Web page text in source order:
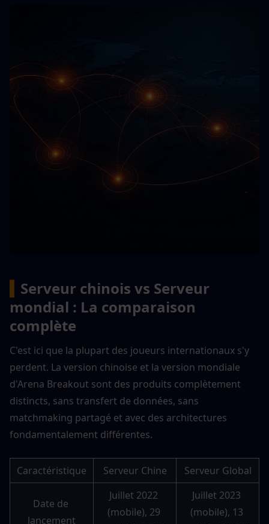
Serveur chinois vs Serveur
mondial : La comparaison
complète
C'est ici que la plupart des joueurs internationaux s'y
perdent. La version chinoise et la version mondiale
d'Arena Breakout sont des produits complètement
distincts, sans transfert de données, sans
matchmaking partagé et avec des architectures
fondamentalement différentes.
Caractéristique Serveur Chine Serveur Global
Date de
lancement
Juillet 2022
(mobile), 29
Juillet 2023
(mobile), 13